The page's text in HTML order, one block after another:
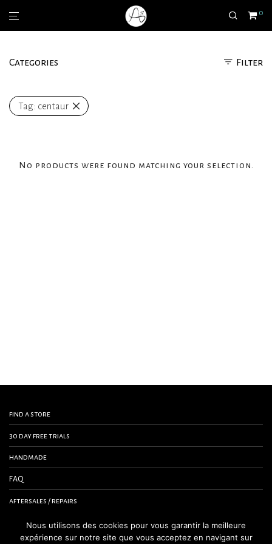
0
Categories Filter
Tag: centaur
No products were found matching your selection.
find a store
30 day free trials
handmade
FAQ
aftersales / repairs
contact us
Nous utilisons des cookies pour vous garantir la meilleure
expérience sur notre site que vous acceptez en navigant sur